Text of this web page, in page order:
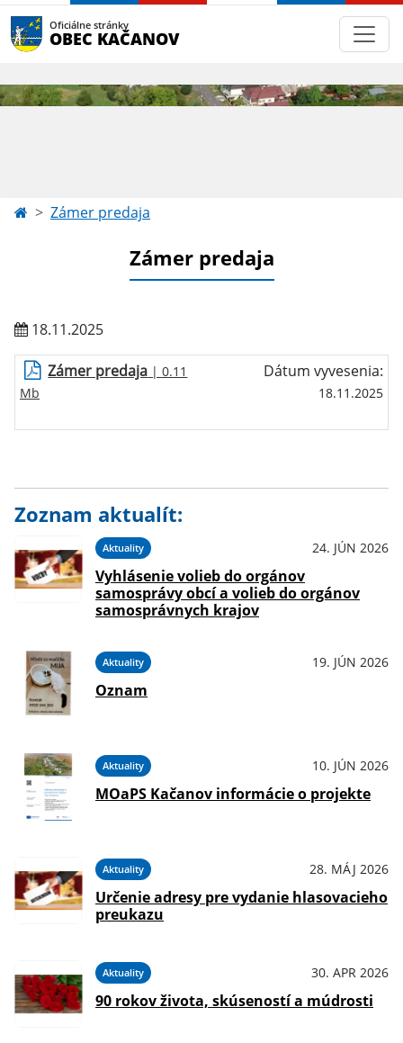
Oficiálne stránky
OBEC KAČANOV
Zámer predaja
Zámer predaja
18.11.2025
Zámer predaja | 0.11
Mb
Dátum vyvesenia:
18.11.2025
Zoznam aktualít:
Aktuality 24. JÚN 2026
Vyhlásenie volieb do orgánov
samosprávy obcí a volieb do orgánov
samosprávnych krajov
Aktuality 19. JÚN 2026
Oznam
Aktuality 10. JÚN 2026
MOaPS Kačanov informácie o projekte
Aktuality 28. MÁJ 2026
Určenie adresy pre vydanie hlasovacieho
preukazu
Aktuality 30. APR 2026
90 rokov života, skúseností a múdrosti